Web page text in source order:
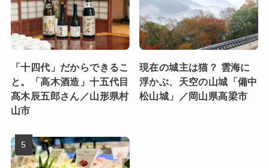
「十四代」だからできるこ
と。「高木酒造」十五代目
髙木辰五郎さん／山形県村
山市
現在の城主は猫？ 雲海に
浮かぶ、天空の山城「備中
松山城」／岡山県高梁市